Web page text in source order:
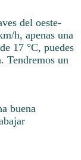
del oeste-
h, apenas una
17 °C, puedes
Tendremos un
buena